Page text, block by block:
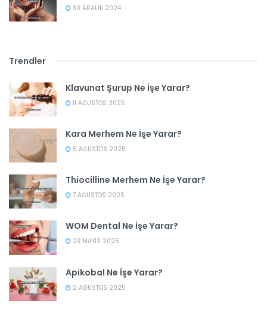
30 ARALIK 2024
Trendler
Klavunat Şurup Ne İşe Yarar?
11 AĞUSTOS 2025
Kara Merhem Ne İşe Yarar?
5 AĞUSTOS 2025
Thiocilline Merhem Ne İşe Yarar?
7 AĞUSTOS 2025
WOM Dental Ne İşe Yarar?
23 MAYIS 2025
Apikobal Ne İşe Yarar?
2 AĞUSTOS 2025